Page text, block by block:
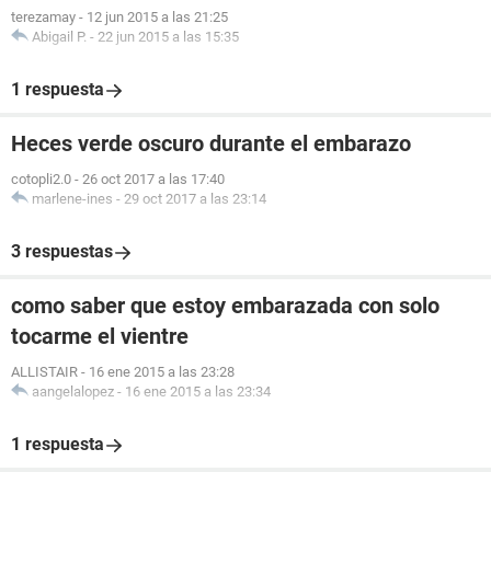
terezamay - 12 jun 2015 a las 21:25
Abigail P. - 22 jun 2015 a las 15:35
1 respuesta
Heces verde oscuro durante el embarazo
cotopli2.0 - 26 oct 2017 a las 17:40
marlene-ines - 29 oct 2017 a las 23:14
3 respuestas
como saber que estoy embarazada con solo
tocarme el vientre
ALLISTAIR - 16 ene 2015 a las 23:28
aangelalopez - 16 ene 2015 a las 23:34
1 respuesta